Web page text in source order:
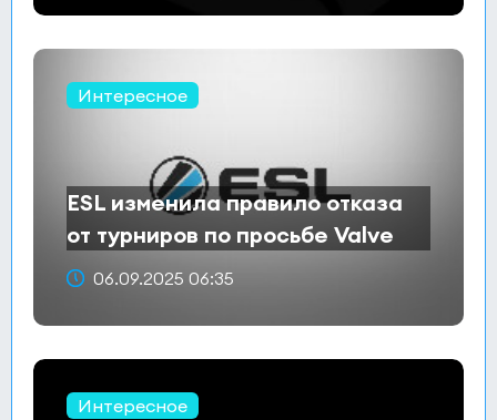
Интересное
ESL изменила правило отказа
от турниров по просьбе Valve
06.09.2025 06:35
Интересное